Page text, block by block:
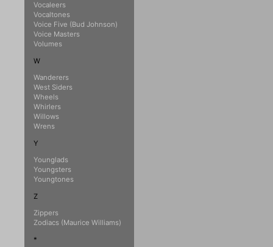
Vocaleers
Vocaltones
Voice Five (Bud Johnson)
Voice Masters
Volumes
W
Wanderers
West Siders
Wheels
Whirlers
Willows
Wrens
Y
Younglads
Youngsters
Youngtones
Z
Zippers
Zodiacs (Maurice Williams)
*